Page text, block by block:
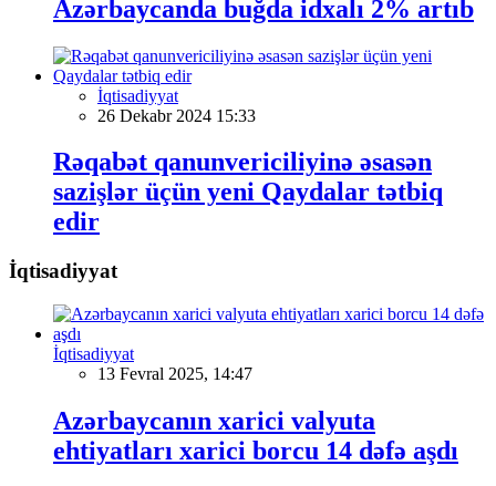
Azərbaycanda buğda idxalı 2% artıb
İqtisadiyyat
26 Dekabr 2024 15:33
Rəqabət qanunvericiliyinə əsasən
sazişlər üçün yeni Qaydalar tətbiq
edir
İqtisadiyyat
İqtisadiyyat
13 Fevral 2025, 14:47
Azərbaycanın xarici valyuta
ehtiyatları xarici borcu 14 dəfə aşdı